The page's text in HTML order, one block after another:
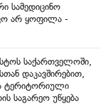
სამედიცინო
არ ყოფილა -
საქართველოში,
დაკავშირებით,
ტერიტორიული
საგარეო უწყება